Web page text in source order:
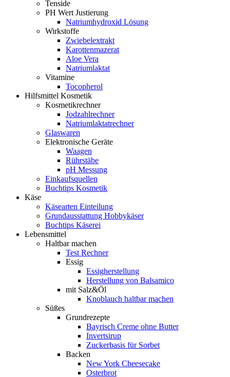
Tenside
PH Wert Justierung
Natriumhydroxid Lösung
Wirkstoffe
Zwiebelextrakt
Karottenmazerat
Aloe Vera
Natriumlaktat
Vitamine
Tocopherol
Hilfsmittel Kosmetik
Kosmetikrechner
Jodzahlrechner
Natriumlaktatrechner
Glaswaren
Elektronische Geräte
Waagen
Rührstäbe
pH Messung
Einkaufsquellen
Buchtips Kosmetik
Käse
Käsearten Einteilung
Grundausstattung Hobbykäser
Buchtips Käserei
Lebensmittel
Haltbar machen
Test Rechner
Essig
Essigherstellung
Herstellung von Balsamico
mit Salz&Öl
Knoblauch haltbar machen
Süßes
Grundrezepte
Bayrisch Creme ohne Butter
Invertsirup
Zuckerbasis für Sorbet
Backen
New York Cheesecake
Osterbrot